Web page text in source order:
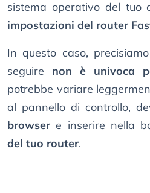
sistema operativo del tuo
impostazioni del router
In questo caso,
seguire non è univoca
potrebbe variare
al pannello di controllo,
browser e inserire nella
del tuo router.